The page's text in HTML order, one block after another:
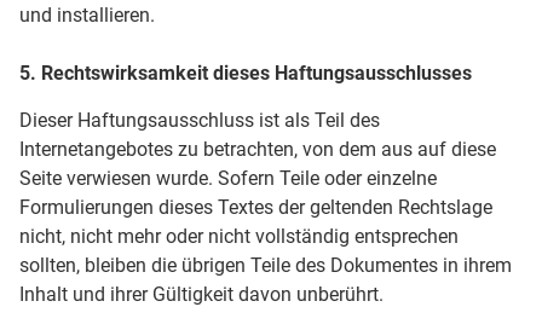
und installieren.
5. Rechtswirksamkeit dieses Haftungsausschlusses
Dieser Haftungsausschluss ist als Teil des
Internetangebotes zu betrachten, von dem aus auf diese
Seite verwiesen wurde. Sofern Teile oder einzelne
Formulierungen dieses Textes der geltenden Rechtslage
nicht, nicht mehr oder nicht vollständig entsprechen
sollten, bleiben die übrigen Teile des Dokumentes in ihrem
Inhalt und ihrer Gültigkeit davon unberührt.